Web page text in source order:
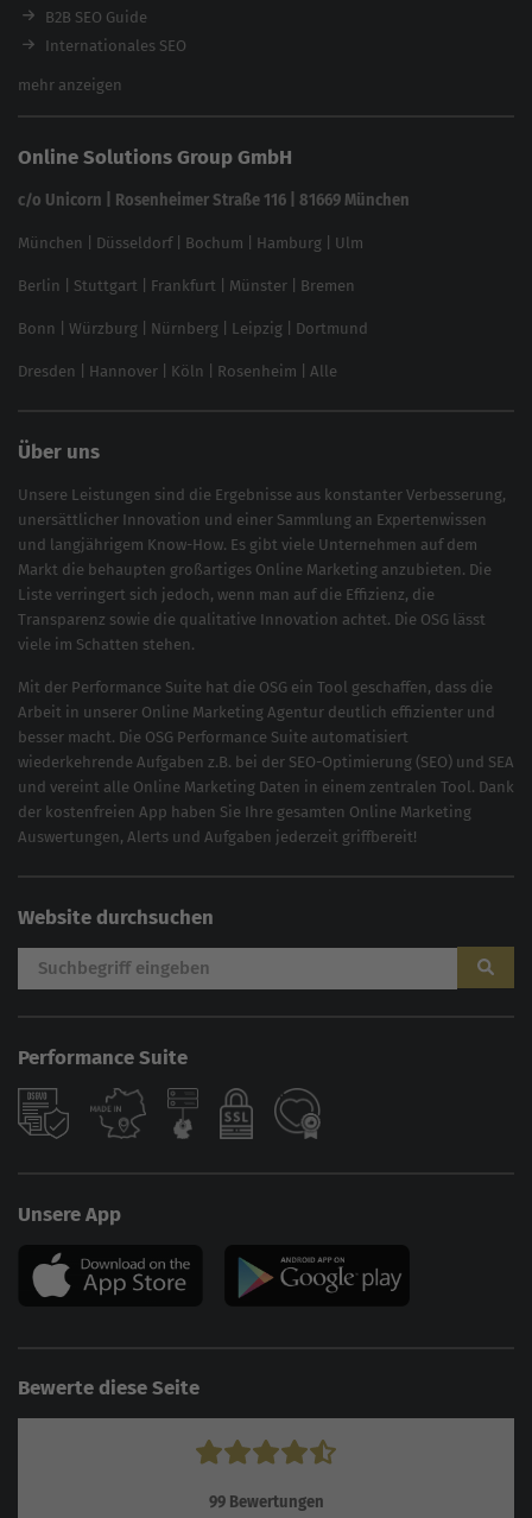
Ladezeiten-Check
Brand Protection Tool
Website SEO Check
feed2content.ai
B2B SEO Guide
Internationales SEO
eCommerce SEO
In ChatGPT gefunden werden
Linkbuilding 2025
Local SEO
SEO für Online Shops
Brand Monitoring 2025
mehr anzeigen
Online Solutions Group GmbH
c/o Unicorn | Rosenheimer Straße 116 | 81669 München
München Düsseldorf| Bochum Hamburg Ulm
Berlin Stuttgart Frankfurt Münster Bremen
Bonn Würzburg Nürnberg Leipzig Dortmund
Dresden Hannover Köln Rosenheim Alle
Über uns
Unsere Leistungen sind die Ergebnisse aus konstanter Verbesserung,
unersättlicher Innovation und einer Sammlung an Expertenwissen
und langjährigem Know-How. Es gibt viele Unternehmen auf dem
Markt die behaupten großartiges Online Marketing anzubieten. Die
Liste verringert sich jedoch, wenn man auf die Effizienz, die
Transparenz sowie die qualitative Innovation achtet. Die OSG lässt
viele im Schatten stehen.
Mit der Performance Suite hat die OSG ein Tool geschaffen, dass die
Arbeit in unserer Online Marketing Agentur deutlich effizienter und
besser macht. Die OSG Performance Suite automatisiert
wiederkehrende Aufgaben z.B. bei der SEO-Optimierung (SEO) und SEA
und vereint alle Online Marketing Daten in einem zentralen Tool. Dank
der kostenfreien App haben Sie Ihre gesamten Online Marketing
Auswertungen, Alerts und Aufgaben jederzeit griffbereit!
Website durchsuchen
Performance Suite
Unsere App
Bewerte diese Seite
99Bewertungen